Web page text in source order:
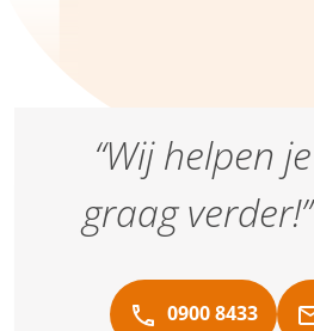
“Wij helpen je
graag verder!”
0900 8433